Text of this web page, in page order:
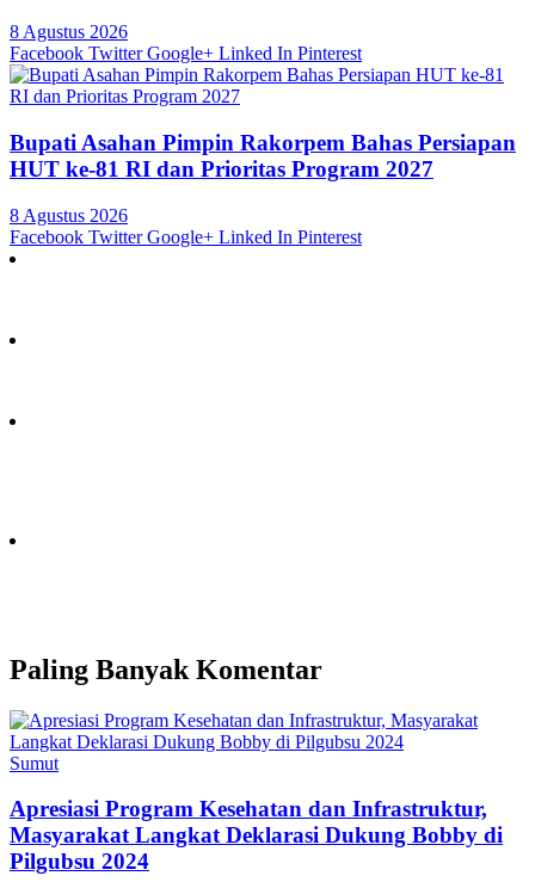
8 Agustus 2026
Facebook Twitter Google+ Linked In Pinterest
Bupati Asahan Pimpin Rakorpem Bahas Persiapan
HUT ke-81 RI dan Prioritas Program 2027
8 Agustus 2026
Facebook Twitter Google+ Linked In Pinterest
Paling Banyak Komentar
Sumut
Apresiasi Program Kesehatan dan Infrastruktur,
Masyarakat Langkat Deklarasi Dukung Bobby di
Pilgubsu 2024